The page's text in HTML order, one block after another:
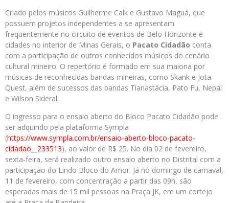
Criado pelos músicos Guilherme Calk e Gustavo Maguá, que
possuem projetos independentes a se apresentam
frequentemente no circuito de eventos de Belo Horizonte e
cidades no interior de Minas Gerais, o Pacato Cidadão conta
com a participação de outros conhecidos músicos do cenário
cultural mineiro. O repertório é formado em sua maioria por
músicas de reconhecidas bandas mineiras, como Skank e Jota
Quest, além de sucessos das bandas Tianastácia, Pato Fu, Nepal
e Wilson Sideral.
O ingresso para o ensaio aberto do Bloco Pacato Cidadão pode
ser adquirido pela plataforma Sympla
(https://www.sympla.com.br/ensaio-aberto-bloco-pacato-
cidadao__233513), ao valor de R$ 25. No dia 02 de fevereiro,
sexta-feira, será realizado outro ensaio aberto no Distrital com a
participação do Lindo Bloco do Amor. Já no domingo de carnaval,
11 de fevereiro, com concentração a partir das 09h, são
esperadas mais de 15 mil pessoas na Praça JK, em um cortejo